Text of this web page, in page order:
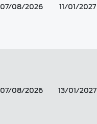
07/08/2026 11/01/2027
07/08/2026 13/01/2027